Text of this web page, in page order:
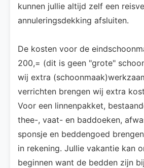
kunnen jullie altijd zelf een
annuleringsdekking afsluiten.
De kosten voor de
200,= (dit is geen "grote"
wij extra
verrichten brengen wij extra
Voor een linnenpakket,
thee-, vaat- en baddoeken,
sponsje en beddengoed
in rekening. Jullie vakantie kan
beginnen want de bedden zijn